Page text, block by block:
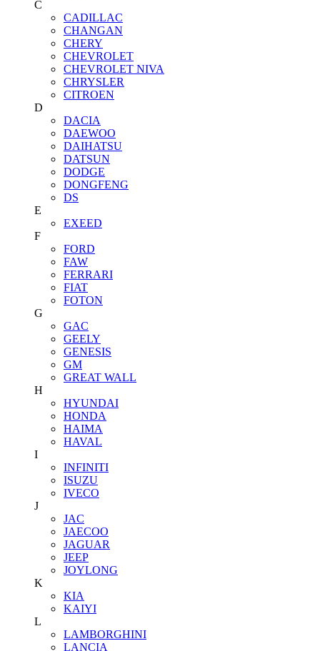
C
CADILLAC
CHANGAN
CHERY
CHEVROLET
CHEVROLET NIVA
CHRYSLER
CITROEN
D
DACIA
DAEWOO
DAIHATSU
DATSUN
DODGE
DONGFENG
DS
E
EXEED
F
FORD
FAW
FERRARI
FIAT
FOTON
G
GAC
GEELY
GENESIS
GM
GREAT WALL
H
HYUNDAI
HONDA
HAIMA
HAVAL
I
INFINITI
ISUZU
IVECO
J
JAC
JAECOO
JAGUAR
JEEP
JOYLONG
K
KIA
KAIYI
L
LAMBORGHINI
LANCIA